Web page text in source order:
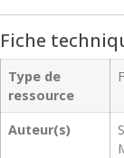
Fiche
Type de
ressource
Auteur(s)